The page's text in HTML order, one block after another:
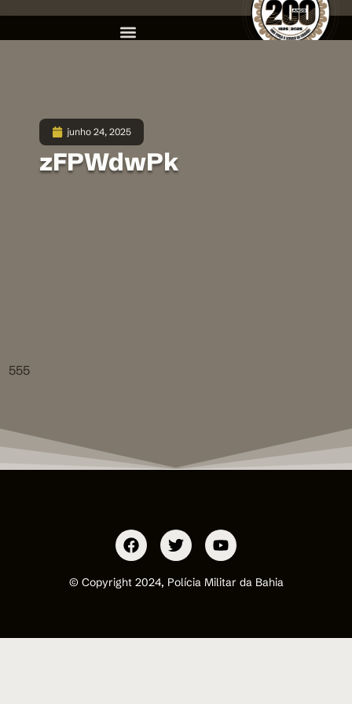
junho 24, 2025
zFPWdwPk
555
© Copyright 2024, Polícia Militar da Bahia